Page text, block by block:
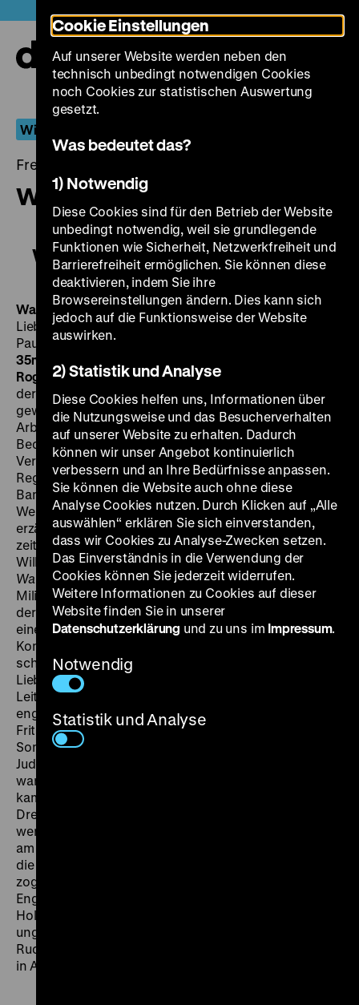
zum
Seiteninhalt
springen
Wiederentdeckt
Freitag, 07. Juli 2017, 19.00 - 00.00 Uhr
Walzerkrieg
Walzerkrieg
WalzerkriegD 1933, R: Ludwig Berger, B: Robert
Liebmann, Hans Müller, D: Renate Müller, Willy Fritsch,
Paul Hörbiger, Adolf Wohlbrück, Theo Lingen, 84'
35mm
RogowskiWer vom deutsch-jüdischen Filmschaffen in
der Weimarer Republik spricht, kommt um dessen
gewaltsames Ende nach 1933 nicht herum – um das
Arbeitsverbot unter den Nationalsozialisten,
Bedrohung und Verfolgung, Emigration und
Vernichtung. Der heute nur noch wenig bekannte
Regisseur Ludwig Berger, 1892 in Mainz als Ludwig
Bamberger geboren, gehörte zu den Größen des
Weimarer Kinos und stand wegen seiner
erzählerischen Eleganz und seines visuellen Witzes
zeitweilig auf einer Stufe mit Fritz Lang und Friedrich
Wilhelm Murnau. In seinem letzten großen UFA-Film,
Walzerkrieg, taucht Berger noch einmal ein in jenes
Milieu, dem er seine schönsten Werke verdankt: Wien,
der Walzer und die Weltgeschichte sind die Zutaten
eines virtuosen Musikfilms, der die Rivalität der beiden
Komponisten Joseph Lanner und Johann Strauß
schildert und diese kunstvoll mit gleich zwei
Liebesgeschichten kontrastiert – der von Katti, der
Leiterin einer Frauenkapelle, und jener von Victoria, der
englischen Königin. Der mit Renate Müller und Willy
Fritsch hervorragend besetzte Film entstand im
Sommer 1933 in Neubabelsberg, als bereits fast alle
Juden aus der Filmindustrie ausgeschlossen worden
waren. Als
kam, durfte auch der Name des kongenialen
Drehbuchautors Robert Liebmann nicht mehr genannt
werden. Dafür feierte die
am 6. Oktober 1933 als einen „Walzersieg" und lobte
die „meisterliche Regie Ludwig Bergers". Der Regisseur
zog sich danach ins Privatleben zurück, arbeitete in
England, Frankreich und den Niederlanden. Den
Holocaust überlebte er unter bislang weitgehend
ungeklärten Umständen in Amsterdam. Sein Bruder
Rudolf Bamberger und Robert Liebmann wurden beide
in Auschwitz ermordet. (ps)
Cookie Einstellungen
Auf unserer Website werden neben den
technisch unbedingt notwendigen Cookies
noch Cookies zur statistischen Auswertung
gesetzt.
Was bedeutet das?
1) Notwendig
Diese Cookies sind für den Betrieb der Website
unbedingt notwendig, weil sie grundlegende
Funktionen wie Sicherheit, Netzwerkfreiheit und
Barrierefreiheit ermöglichen. Sie können diese
deaktivieren, indem Sie ihre
Browsereinstellungen ändern. Dies kann sich
jedoch auf die Funktionsweise der Website
auswirken.
2) Statistik und Analyse
Diese Cookies helfen uns, Informationen über
die Nutzungsweise und das Besucherverhalten
auf unserer Website zu erhalten. Dadurch
können wir unser Angebot kontinuierlich
verbessern und an Ihre Bedürfnisse anpassen.
Sie können die Website auch ohne diese
Analyse Cookies nutzen. Durch Klicken auf „Alle
auswählen“ erklären Sie sich einverstanden,
dass wir Cookies zu Analyse-Zwecken setzen.
Das Einverständnis in die Verwendung der
Cookies können Sie jederzeit widerrufen.
Weitere Informationen zu Cookies auf dieser
Website finden Sie in unserer
Datenschutzerklärung und zu uns im Impressum.
Notwendig
Statistik und Analyse